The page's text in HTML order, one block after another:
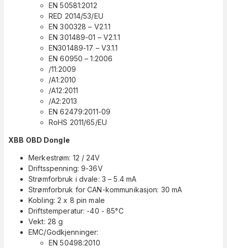
EN 50581:2012
RED 2014/53/EU
EN 300328 – V2.1.1
EN 301489-01 – V2.1.1
EN301489-17 – V3.1.1
EN 60950 – 1:2006
/11:2009
/A1:2010
/A12:2011
/A2:2013
EN 62479:2011-09
RoHS 2011/65/EU
XBB OBD Dongle
Merkestrøm: 12 / 24V
Driftsspenning: 9-36V
Strømforbruk i dvale: 3 – 5.4 mA
Strømforbruk for CAN-kommunikasjon: 30 mA
Kobling: 2 x 8 pin male
Driftstemperatur: -40 - 85°C
Vekt: 28 g
EMC/Godkjenninger:
EN 50498:2010